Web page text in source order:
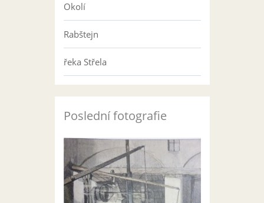
Okolí
Rabštejn
řeka Střela
Poslední fotografie